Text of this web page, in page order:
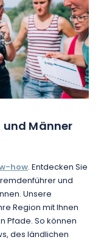
Männer
how. Entdecken Sie
und
Unsere
Region mit Ihnen
Pfade. So können
des ländlichen